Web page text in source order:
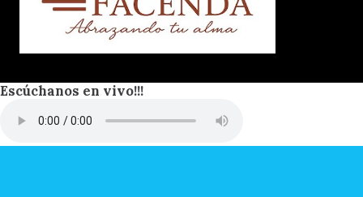
Escúchanos en vivo!!!